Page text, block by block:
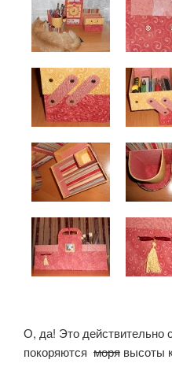
О, да! Это
покоряются моря высоты